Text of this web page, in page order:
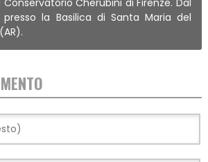
Cherubini di Firenze. Dal
la Basilica di Santa Maria del